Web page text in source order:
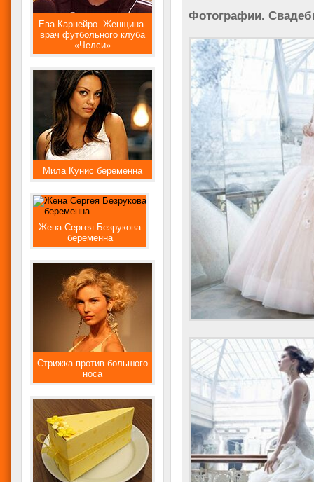
Фотографии.
Ева Карнейро. Женщина-
врач футбольного клуба
«Челси»
Мила Кунис беременна
Жена Сергея Безрукова
беременна
Стрижка против большого
носа